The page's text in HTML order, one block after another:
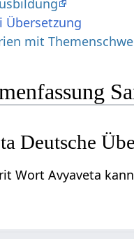
Übersetzung
mit
Deutsche
Wort Avyaveta